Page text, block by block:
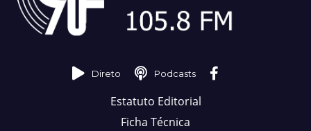
Direto Podcasts
Estatuto Editorial
Ficha Técnica